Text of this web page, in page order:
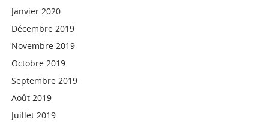
Janvier 2020
Décembre 2019
Novembre 2019
Octobre 2019
Septembre 2019
Août 2019
Juillet 2019